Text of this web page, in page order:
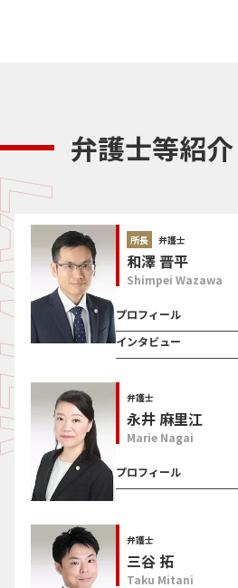
弁護士等紹介
所長 弁護士
和澤 晋平
Shimpei Wazawa
プロフィール
インタビュー
弁護士
永井 麻里江
Marie Nagai
プロフィール
弁護士
三谷 拓
Taku Mitani